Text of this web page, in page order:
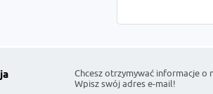
Chcesz otrzymywać informacje o
Wpisz swój adres e-mail!